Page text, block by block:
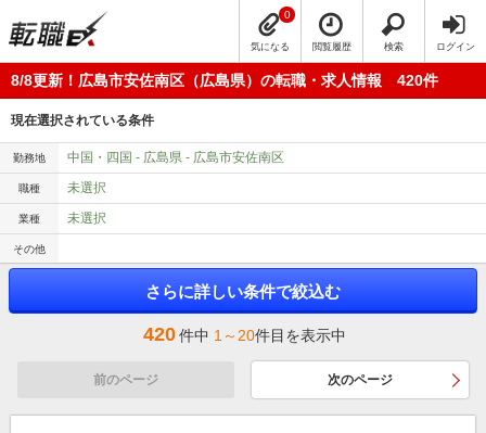
気になる
0
閲覧履歴 検索 ログイン
8/8更新！広島市安佐南区（広島県）の転職・求人情報 420件
現在選択されている条件
勤務地 中国・四国 - 広島県 - 広島市安佐南区
職種 未選択
業種 未選択
その他
さらに詳しい条件で絞込む
420件中 1～20件目を表示中
前のページ 次のページ